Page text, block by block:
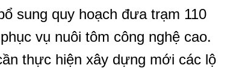
sung quy hoạch đưa trạm 110
vụ nuôi tôm công nghệ cao.
thực hiện xây dựng mới các lộ